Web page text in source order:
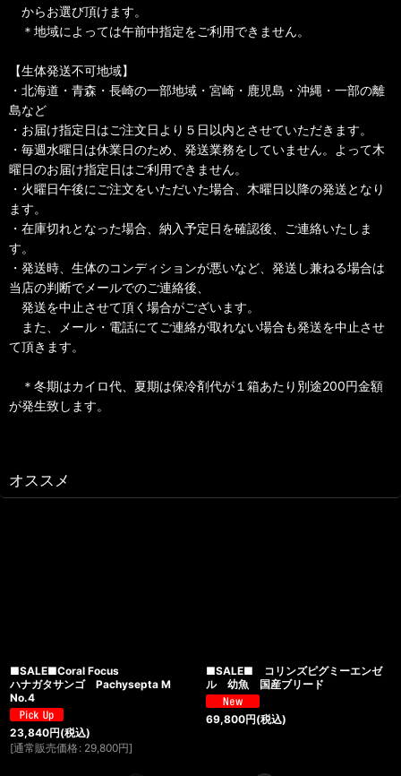
からお選び頂けます。
＊地域によっては午前中指定をご利用できません。
【生体発送不可地域】
・北海道・青森・長崎の一部地域・宮崎・鹿児島・沖縄・一部の離
島など
・お届け指定日はご注文日より５日以内とさせていただきます。
・毎週水曜日は休業日のため、発送業務をしていません。よって木
曜日のお届け指定日はご利用できません。
・火曜日午後にご注文をいただいた場合、木曜日以降の発送となり
ます。
・在庫切れとなった場合、納入予定日を確認後、ご連絡いたしま
す。
・発送時、生体のコンディションが悪いなど、発送し兼ねる場合は
当店の判断でメールでのご連絡後、
発送を中止させて頂く場合がございます。
また、メール・電話にてご連絡が取れない場合も発送を中止させ
て頂きます。
＊冬期はカイロ代、夏期は保冷剤代が１箱あたり別途200円金額
が発生致します。
オススメ
■SALE■Coral Focus
ハナガタサンゴ Pachysepta M
No.4
23,840円(税込)
[通常販売価格 : 29,800円]
■SALE■ コリンズピグミーエンゼ
ル 幼魚 国産ブリード
69,800円(税込)